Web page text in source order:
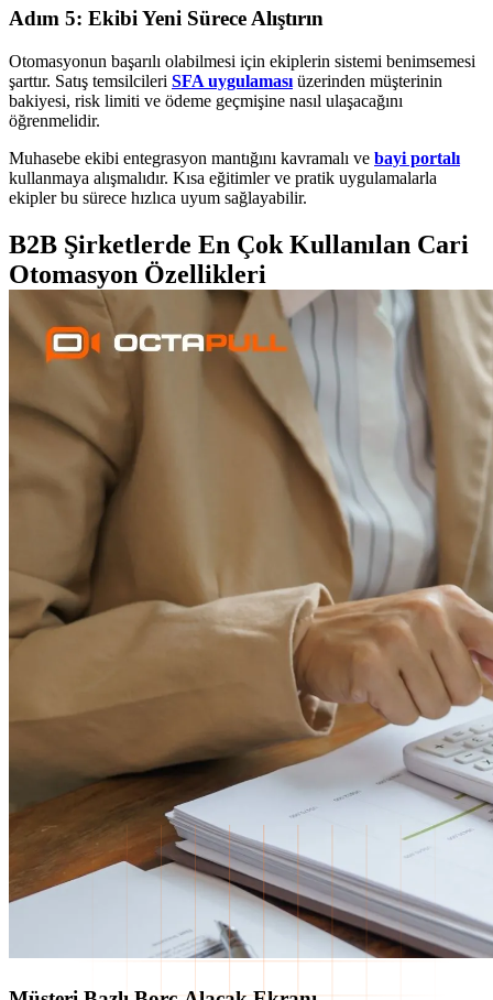
Adım 5: Ekibi Yeni Sürece Alıştırın
Otomasyonun başarılı olabilmesi için ekiplerin sistemi benimsemesi
şarttır. Satış temsilcileri SFA uygulaması üzerinden müşterinin
bakiyesi, risk limiti ve ödeme geçmişine nasıl ulaşacağını
öğrenmelidir.
Muhasebe ekibi entegrasyon mantığını kavramalı ve bayi portalı
kullanmaya alışmalıdır. Kısa eğitimler ve pratik uygulamalarla
ekipler bu sürece hızlıca uyum sağlayabilir.
B2B Şirketlerde En Çok Kullanılan Cari
Otomasyon Özellikleri